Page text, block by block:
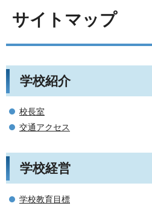
サイトマップ
学校紹介
校長室
交通アクセス
学校経営
学校教育目標